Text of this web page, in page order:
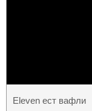
Eleven ест вафли